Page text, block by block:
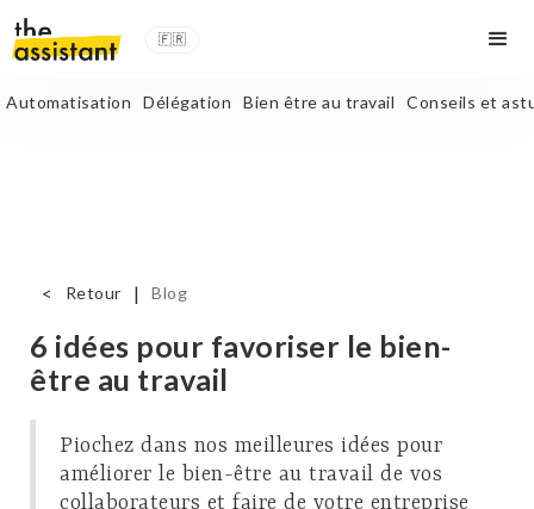
🇫🇷
Automatisation Délégation Bien être au travail Conseils et
< Retour | Blog
6 idées pour favoriser le bien-
être au travail
Piochez dans nos meilleures idées pour
améliorer le bien-être au travail de vos
collaborateurs et faire de votre entreprise